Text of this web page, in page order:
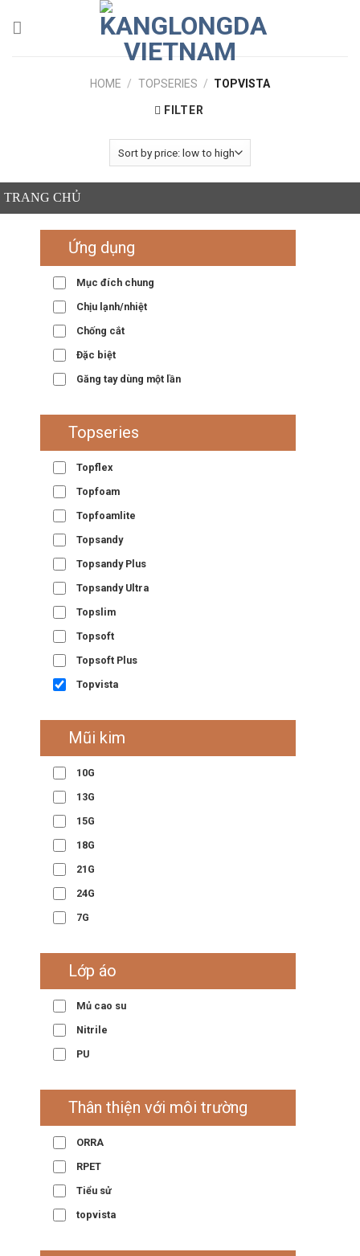
HOME / TOPSERIES / TOPVISTA
FILTER
TRANG CHỦ
Ứng dụng
Mục đích chung
Chịu lạnh/nhiệt
Chống cắt
Đặc biệt
Găng tay dùng một lần
Topseries
Topflex
Topfoam
Topfoamlite
Topsandy
Topsandy Plus
Topsandy Ultra
Topslim
Topsoft
Topsoft Plus
Topvista
Mũi kim
10G
13G
15G
18G
21G
24G
7G
Lớp áo
Mủ cao su
Nitrile
PU
Thân thiện với môi trường
ORRA
RPET
Tiểu sử
topvista